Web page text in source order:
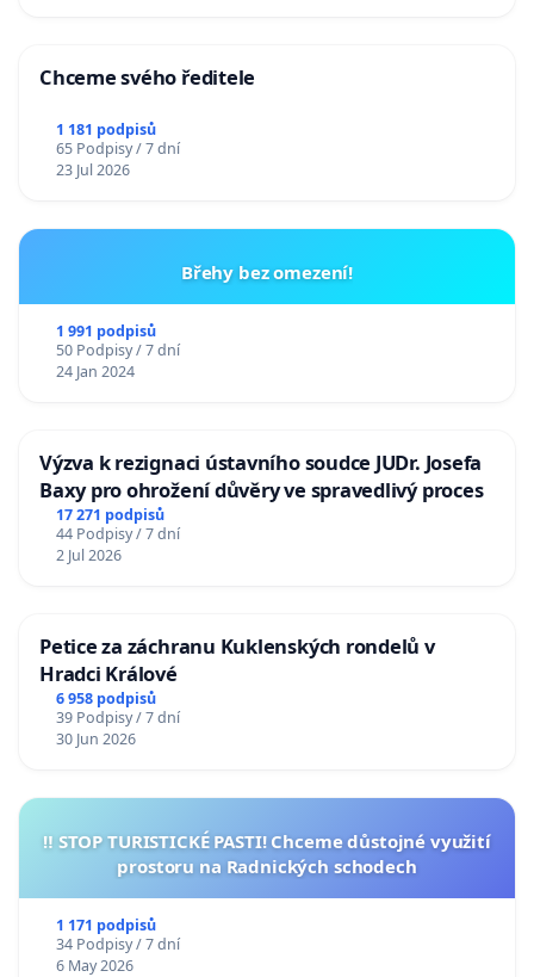
Chceme svého ředitele
1 181 podpisů
65 Podpisy / 7 dní
23 Jul 2026
Břehy bez omezení!
1 991 podpisů
50 Podpisy / 7 dní
24 Jan 2024
Výzva k rezignaci ústavního soudce JUDr. Josefa
Baxy pro ohrožení důvěry ve spravedlivý proces
17 271 podpisů
44 Podpisy / 7 dní
2 Jul 2026
Petice za záchranu Kuklenských rondelů v
Hradci Králové
6 958 podpisů
39 Podpisy / 7 dní
30 Jun 2026
‼️ STOP TURISTICKÉ PASTI! Chceme důstojné využití
prostoru na Radnických schodech
1 171 podpisů
34 Podpisy / 7 dní
6 May 2026